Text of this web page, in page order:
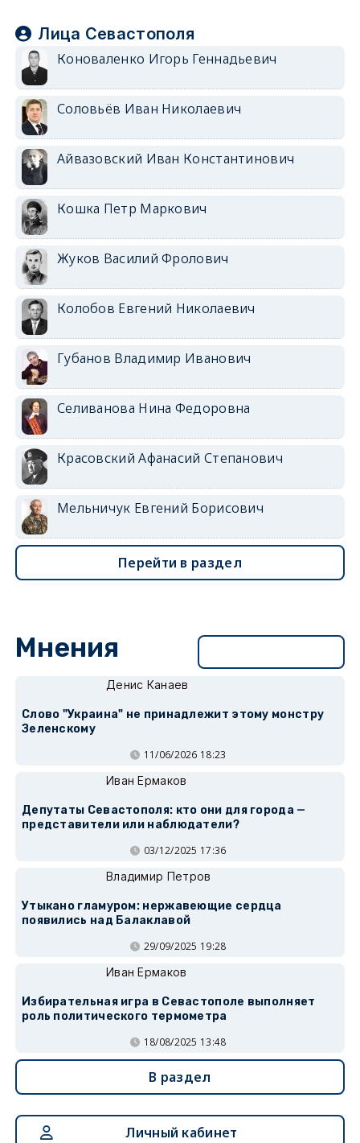
Лица Севастополя
Коноваленко Игорь Геннадьевич
Соловьёв Иван Николаевич
Айвазовский Иван Константинович
Кошка Петр Маркович
Жуков Василий Фролович
Колобов Евгений Николаевич
Губанов Владимир Иванович
Селиванова Нина Федоровна
Красовский Афанасий Степанович
Мельничук Евгений Борисович
Перейти в раздел
Мнения
Денис Канаев
Слово "Украина" не принадлежит этому монстру
Зеленскому
11/06/2026 18:23
Иван Ермаков
Депутаты Севастополя: кто они для города —
представители или наблюдатели?
03/12/2025 17:36
Владимир Петров
Утыкано гламуром: нержавеющие сердца
появились над Балаклавой
29/09/2025 19:28
Иван Ермаков
Избирательная игра в Севастополе выполняет
роль политического термометра
18/08/2025 13:48
В раздел
Личный кабинет